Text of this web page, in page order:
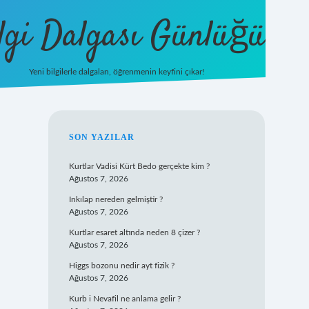
Dalgası Günlüğü
Yeni bilgilerle dalgalan, öğrenmenin keyfini çıkar!
SIDEBAR
SON YAZILAR
Kurtlar Vadisi Kürt Bedo gerçekte kim ?
Ağustos 7, 2026
Inkılap nereden gelmiştir ?
Ağustos 7, 2026
Kurtlar esaret altında neden 8 çizer ?
Ağustos 7, 2026
Higgs bozonu nedir ayt fizik ?
Ağustos 7, 2026
Kurb i Nevafil ne anlama gelir ?